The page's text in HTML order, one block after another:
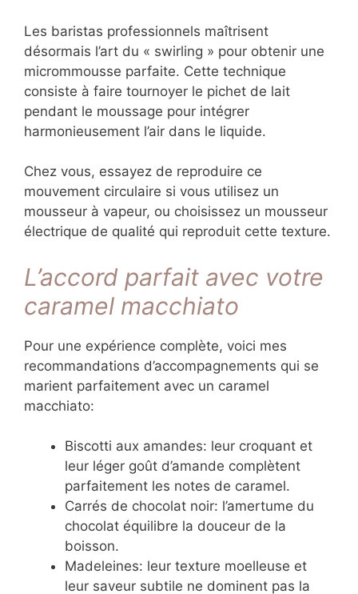
Les baristas professionnels maîtrisent
désormais l’art du « swirling » pour obtenir une
micrommousse parfaite. Cette technique
consiste à faire tournoyer le pichet de lait
pendant le moussage pour intégrer
harmonieusement l’air dans le liquide.
Chez vous, essayez de reproduire ce
mouvement circulaire si vous utilisez un
mousseur à vapeur, ou choisissez un mousseur
électrique de qualité qui reproduit cette texture.
L’accord parfait avec votre
caramel macchiato
Pour une expérience complète, voici mes
recommandations d’accompagnements qui se
marient parfaitement avec un caramel
macchiato:
Biscotti aux amandes: leur croquant et
leur léger goût d’amande complètent
parfaitement les notes de caramel.
Carrés de chocolat noir: l’amertume du
chocolat équilibre la douceur de la
boisson.
Madeleines: leur texture moelleuse et
leur saveur subtile ne dominent pas la